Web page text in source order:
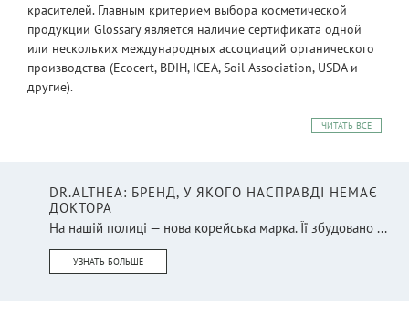
красителей. Главным критерием выбора косметической
продукции Glossary является наличие сертификата одной
или нескольких международных ассоциаций органического
производства (Ecocert, BDIH, ICEA, Soil Association, USDA и
другие).
ЧИТАТЬ ВСЕ
DR.ALTHEA: БРЕНД, У ЯКОГО НАСПРАВДІ НЕМАЄ
ДОКТОРА
На нашій полиці — нова корейська марка. Її збудовано ...
УЗНАТЬ БОЛЬШЕ